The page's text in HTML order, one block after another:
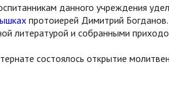
данного учреждения
протоиерей Димитрий
литературой и собранными
состоялось открытие